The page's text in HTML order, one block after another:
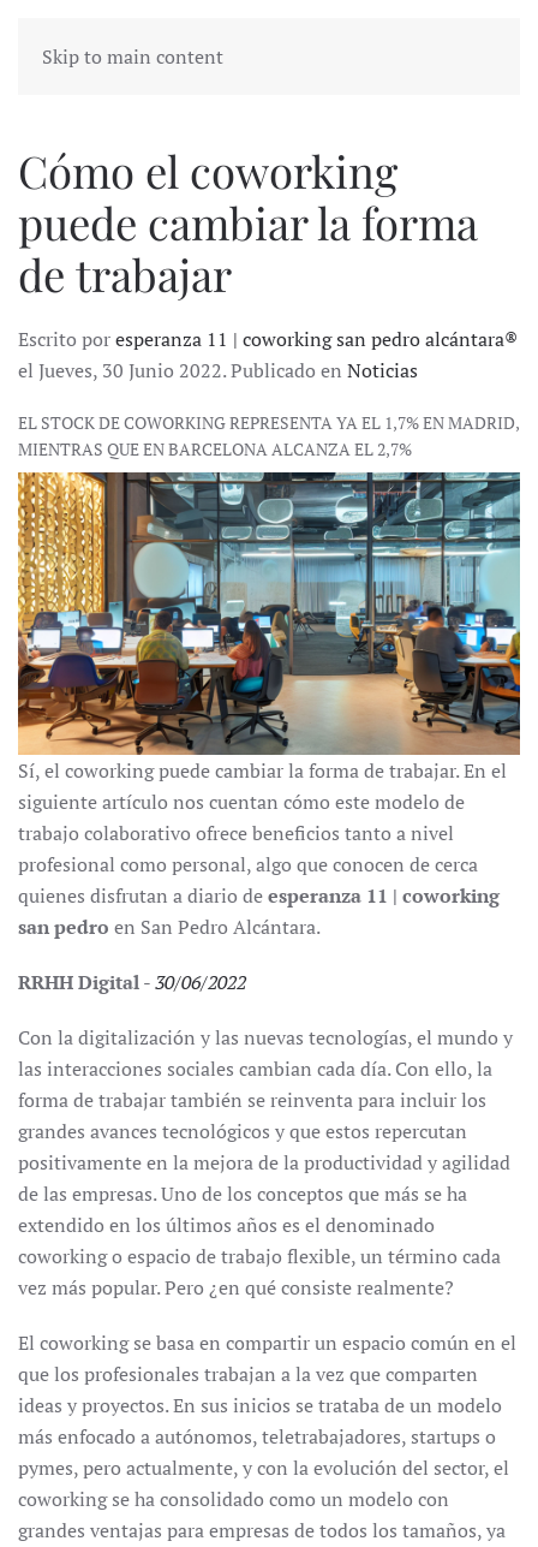
Skip to main content
Cómo el coworking
puede cambiar la forma
de trabajar
Escrito poresperanza 11 | coworking san pedro alcántara®
el Jueves, 30 Junio 2022. Publicado en Noticias
EL STOCK DE COWORKING REPRESENTA YA EL 1,7% EN MADRID,
MIENTRAS QUE EN BARCELONA ALCANZA EL 2,7%
Sí, el coworking puede cambiar la forma de trabajar. En el
siguiente artículo nos cuentan cómo este modelo de
trabajo colaborativo ofrece beneficios tanto a nivel
profesional como personal, algo que conocen de cerca
quienes disfrutan a diario deesperanza 11 | coworking
san pedro en San Pedro Alcántara.
RRHH Digital-30/06/2022
Con la digitalización y las nuevas tecnologías, el mundo y
las interacciones sociales cambian cada día. Con ello, la
forma de trabajar también se reinventa para incluir los
grandes avances tecnológicos y que estos repercutan
positivamente en la mejora de la productividad y agilidad
de las empresas. Uno de los conceptos que más se ha
extendido en los últimos años es el denominado
coworking o espacio de trabajo flexible, un término cada
vez más popular. Pero ¿en qué consiste realmente?
El coworking se basa en compartir un espacio común en el
que los profesionales trabajan a la vez que comparten
ideas y proyectos. En sus inicios se trataba de un modelo
más enfocado a autónomos, teletrabajadores, startups o
pymes, pero actualmente, y con la evolución del sector, el
coworking se ha consolidado como un modelo con
grandes ventajas para empresas de todos los tamaños, ya